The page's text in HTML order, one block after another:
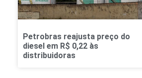
Petrobras reajusta preço do
diesel em R$ 0,22 às
distribuidoras